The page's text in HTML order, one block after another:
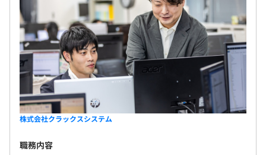
株式会社クラックスシステム
職務内容